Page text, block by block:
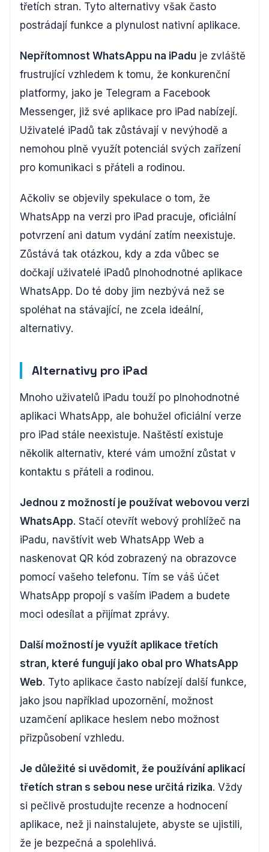
třetích stran. Tyto alternativy však často
postrádají funkce a plynulost nativní aplikace.
Nepřítomnost WhatsAppu na iPadu je zvláště
frustrující vzhledem k tomu, že konkurenční
platformy, jako je Telegram a Facebook
Messenger, již své aplikace pro iPad nabízejí.
Uživatelé iPadů tak zůstávají v nevýhodě a
nemohou plně využít potenciál svých zařízení
pro komunikaci s přáteli a rodinou.
Ačkoliv se objevily spekulace o tom, že
WhatsApp na verzi pro iPad pracuje, oficiální
potvrzení ani datum vydání zatím neexistuje.
Zůstává tak otázkou, kdy a zda vůbec se
dočkají uživatelé iPadů plnohodnotné aplikace
WhatsApp. Do té doby jim nezbývá než se
spoléhat na stávající, ne zcela ideální,
alternativy.
Alternativy pro iPad
Mnoho uživatelů iPadu touží po plnohodnotné
aplikaci WhatsApp, ale bohužel oficiální verze
pro iPad stále neexistuje. Naštěstí existuje
několik alternativ, které vám umožní zůstat v
kontaktu s přáteli a rodinou.
Jednou z možností je používat webovou verzi
WhatsApp. Stačí otevřít webový prohlížeč na
iPadu, navštívit web WhatsApp Web a
naskenovat QR kód zobrazený na obrazovce
pomocí vašeho telefonu. Tím se váš účet
WhatsApp propojí s vaším iPadem a budete
moci odesílat a přijímat zprávy.
Další možností je využít aplikace třetích
stran, které fungují jako obal pro WhatsApp
Web. Tyto aplikace často nabízejí další funkce,
jako jsou například upozornění, možnost
uzamčení aplikace heslem nebo možnost
přizpůsobení vzhledu.
Je důležité si uvědomit, že používání aplikací
třetích stran s sebou nese určitá rizika. Vždy
si pečlivě prostudujte recenze a hodnocení
aplikace, než ji nainstalujete, abyste se ujistili,
že je bezpečná a spolehlivá.